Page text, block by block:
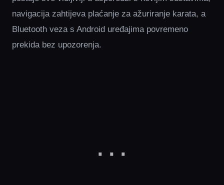
navigacija zahtijeva plaćanje za ažuriranje karata, a
Bluetooth veza s Android uređajima povremeno
prekida bez upozorenja.